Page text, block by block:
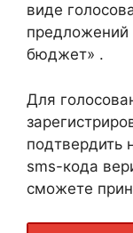
виде
предложений
бюджет» .
Для
подтвердить
sms-кода
сможете